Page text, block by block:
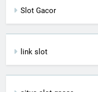
Slot Gacor
link slot